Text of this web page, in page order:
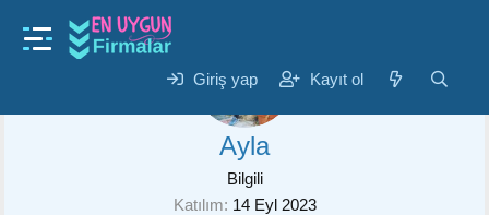
Giriş yap Kayıt ol
Ayla
Bilgili
Katılım 14 Eyl 2023